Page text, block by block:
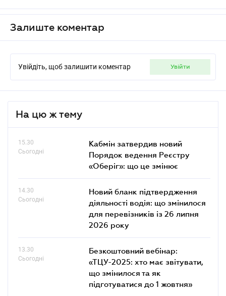
Залиште коментар
Увійдіть, щоб залишити коментар увійти
На цю ж тему
15.30
Сьогодні
Кабмін затвердив новий
Порядок ведення Реєстру
«Оберіг»: що це змінює
14.30
Сьогодні
Новий бланк підтвердження
діяльності водія: що змінилося
для перевізників із 26 липня
2026 року
13.30
Сьогодні
Безкоштовний вебінар:
«ТЦУ-2025: хто має звітувати,
що змінилося та як
підготуватися до 1 жовтня»